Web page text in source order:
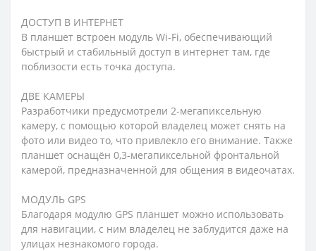
ДОСТУП В ИНТЕРНЕТ
В планшет встроен модуль Wi-Fi, обеспечивающий
быстрый и стабильный доступ в интернет там, где
поблизости есть точка доступа.
ДВЕ КАМЕРЫ
Разработчики предусмотрели 2-мегапиксельную
камеру, с помощью которой владелец может снять на
фото или видео то, что привлекло его внимание. Также
планшет оснащён 0,3-мегапиксельной фронтальной
камерой, предназначенной для общения в видеочатах.
МОДУЛЬ GPS
Благодаря модулю GPS планшет можно использовать
для навигации, с ним владелец не заблудится даже на
улицах незнакомого города.